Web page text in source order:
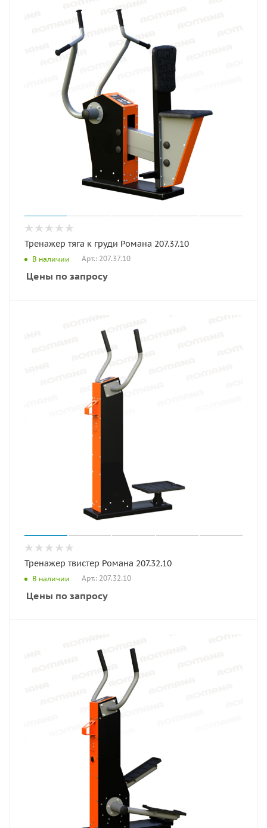
Тренажер тяга к груди Романа 207.37.10
В наличии Арт.: 207.37.10
Цены по запросу
Тренажер твистер Романа 207.32.10
В наличии Арт.: 207.32.10
Цены по запросу